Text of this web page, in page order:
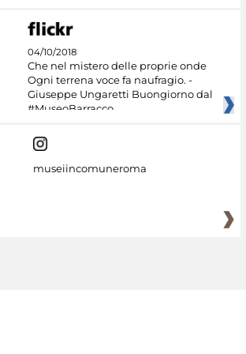
04/10/2018
Che nel mistero delle proprie onde
Ogni terrena voce fa naufragio. -
Giuseppe Ungaretti Buongiorno dal
#MuseoBarracco
museiincomuneroma